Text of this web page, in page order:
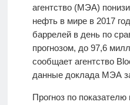
Видео
Сделано
в России
агентство (МЭА)
нефть в мире в 2017
баррелей в день по
прогнозом, до 97,6
сообщает агентство
данные доклада МЭА за
Прогноз по